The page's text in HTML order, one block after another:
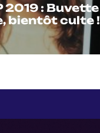
2019 : Buvette
bientôt culte !